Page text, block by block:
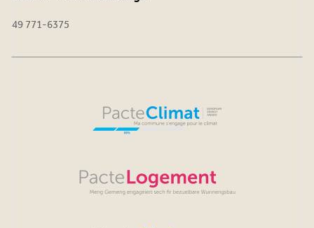
49 771-6375